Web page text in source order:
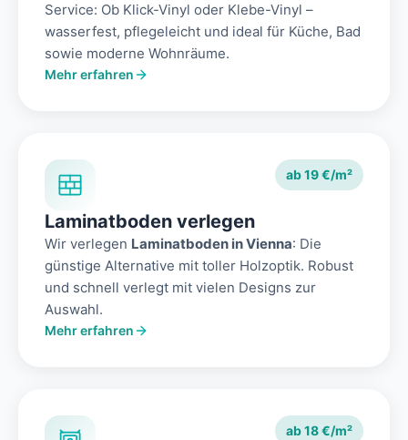
Service: Ob Klick-Vinyl oder Klebe-Vinyl –
wasserfest, pflegeleicht und ideal für Küche, Bad
sowie moderne Wohnräume.
Mehr erfahren
ab 19 €/m²
Laminatboden verlegen
Wir verlegen Laminatboden in Vienna: Die
günstige Alternative mit toller Holzoptik. Robust
und schnell verlegt mit vielen Designs zur
Auswahl.
Mehr erfahren
ab 18 €/m²